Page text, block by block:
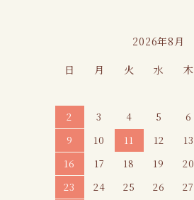
2026年8月
日
月 火 水 木
2
3 4 5 6
9
10 11 12 13
16
17 18 19 20
23
24 25 26 27